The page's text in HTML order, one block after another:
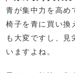
青が集中力を高め
椅子を青に買い換
も大変ですし、見
いますよね。